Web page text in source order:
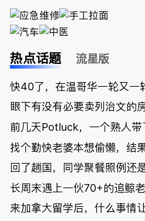
热点话题 流星版
快40了，在温哥华一轮又
眼下有没有必要卖列治文的
前几天Potluck，一个熟人
找个勤快老婆本想偷懒，结
回了趟国，同学聚餐照例还
长周末遇上一伙70+的追鲸
来加拿大留学后，什么事情